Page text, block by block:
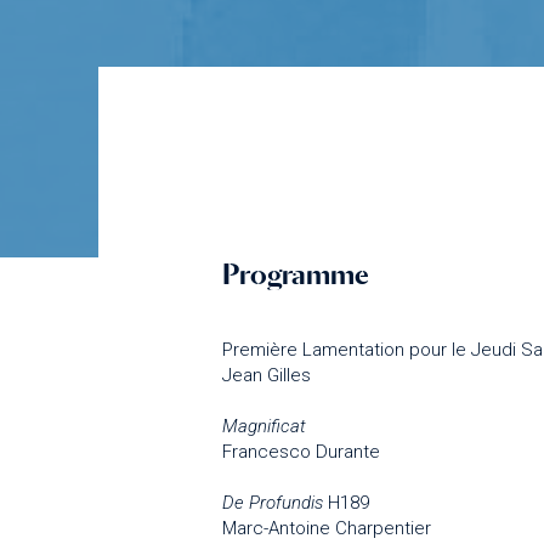
Programme
Première Lamentation pour le Jeudi
Jean Gilles
Magnificat
Francesco Durante
De Profundis H189
Marc-Antoine Charpentier